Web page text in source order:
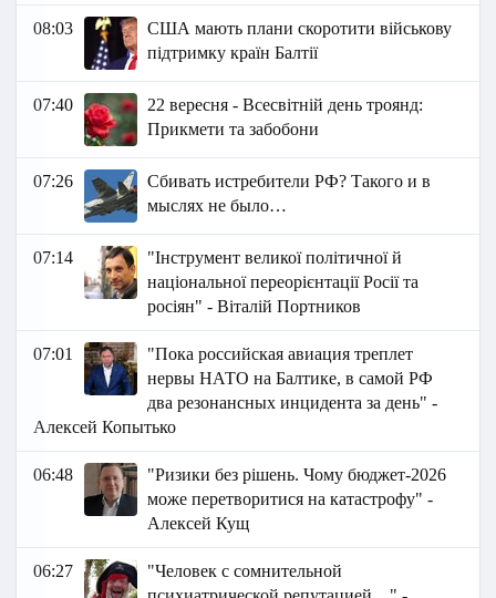
08:03
США мають плани скоротити військову
підтримку країн Балтії
07:40
22 вересня - Всесвітній день троянд:
Прикмети та забобони
07:26
Сбивать истребители РФ? Такого и в
мыслях не было…
07:14
"Інструмент великої політичної й
національної переорієнтації Росії та
росіян" - Віталій Портников
07:01
"Пока российская авиация треплет
нервы НАТО на Балтике, в самой РФ
два резонансных инцидента за день" -
Алексей Копытько
06:48
"Ризики без рішень. Чому бюджет-2026
може перетворитися на катастрофу" -
Алексей Кущ
06:27
"Человек с сомнительной